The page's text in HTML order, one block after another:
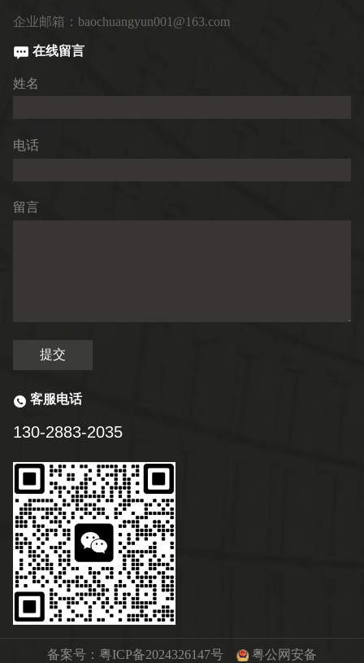
企业邮箱：baochuangyun001@163.com
在线留言
姓名
电话
留言
提交
客服电话
130-2883-2035
备案号： 粤ICP备2024326147号 粤公网安备